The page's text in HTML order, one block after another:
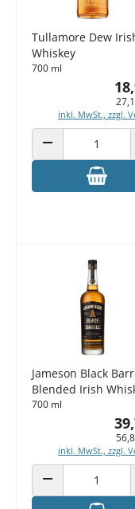
Tullamore Dew
Whiskey
700 ml
inkl. MwSt., zzgl.
ANZAHL
Jameson Black
Blended Irish
700 ml
inkl. MwSt., zzgl.
ANZAHL